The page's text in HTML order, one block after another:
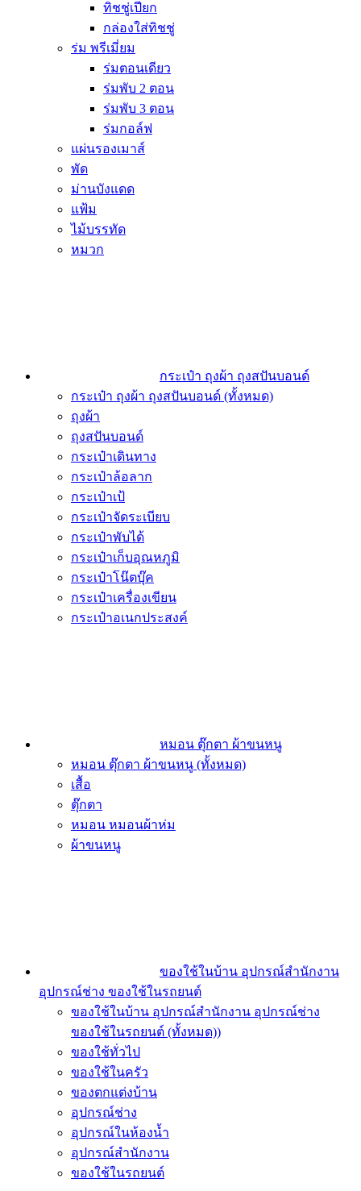
ทิชชู่เปียก
กล่องใส่ทิชชู่
ร่ม พรีเมี่ยม
ร่มตอนเดียว
ร่มพับ 2 ตอน
ร่มพับ 3 ตอน
ร่มกอล์ฟ
แผ่นรองเมาส์
พัด
ม่านบังแดด
แฟ้ม
ไม้บรรทัด
หมวก
กระเป๋า ถุงผ้า ถุงสปันบอนด์
กระเป๋า ถุงผ้า ถุงสปันบอนด์ (ทั้งหมด)
ถุงผ้า
ถุงสปันบอนด์
กระเป๋าเดินทาง
กระเป๋าล้อลาก
กระเป๋าเป้
กระเป๋าจัดระเบียบ
กระเป๋าพับได้
กระเป๋าเก็บอุณหภูมิ
กระเป๋าโน๊ตบุ๊ค
กระเป๋าเครื่องเขียน
กระเป๋าอเนกประสงค์
หมอน ตุ๊กตา ผ้าขนหนู
หมอน ตุ๊กตา ผ้าขนหนู (ทั้งหมด)
เสื้อ
ตุ๊กตา
หมอน หมอนผ้าห่ม
ผ้าขนหนู
ของใช้ในบ้าน อุปกรณ์สำนักงาน
อุปกรณ์ช่าง ของใช้ในรถยนต์
ของใช้ในบ้าน อุปกรณ์สำนักงาน อุปกรณ์ช่าง
ของใช้ในรถยนต์ (ทั้งหมด))
ของใช้ทั่วไป
ของใช้ในครัว
ของตกแต่งบ้าน
อุปกรณ์ช่าง
อุปกรณ์ในห้องน้ำ
อุปกรณ์สำนักงาน
ของใช้ในรถยนต์